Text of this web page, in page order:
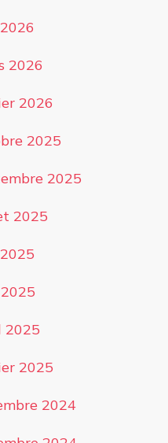
2026
2026
2025
2025
2025
2025
2025
2024